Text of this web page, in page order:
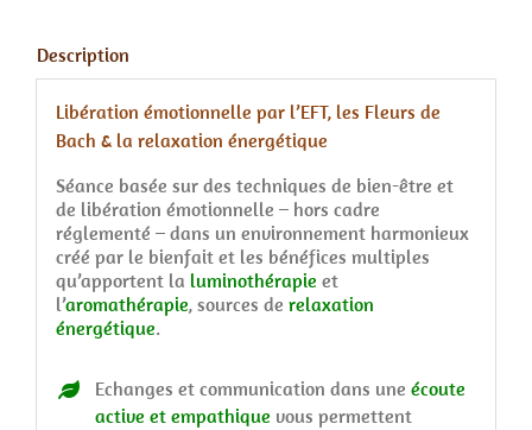
Description
Libération émotionnelle par l’EFT, les Fleurs de
Bach & la relaxation énergétique
Séance basée sur des techniques de bien-être et
de libération émotionnelle – hors cadre
réglementé – dans un environnement harmonieux
créé par le bienfait et les bénéfices multiples
qu’apportent la luminothérapie et
l’aromathérapie, sources de relaxation
énergétique.
Echanges et communication dans uneécoute
active et empathique vous permettent